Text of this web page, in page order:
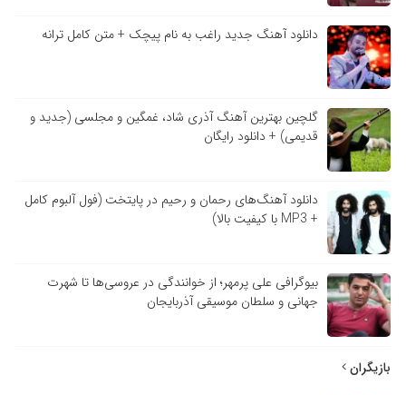
دانلود آهنگ جدید راغب به نام پیچک + متن کامل ترانه
گلچین بهترین آهنگ آذری شاد، غمگین و مجلسی (جدید و
قدیمی) + دانلود رایگان
دانلود آهنگ‌های رحمان و رحیم در پایتخت (فول آلبوم کامل
+ MP3 با کیفیت بالا)
بیوگرافی علی پرمهر؛ از خوانندگی در عروسی‌ها تا شهرت
جهانی و سلطان موسیقی آذربایجان
بازیگران